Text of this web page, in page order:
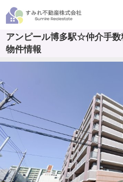
アンピール博多駅☆仲介手
物件情報